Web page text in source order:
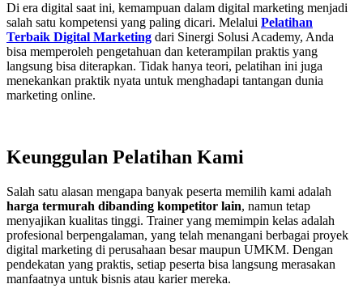
Di era digital saat ini, kemampuan dalam digital marketing menjadi
salah satu kompetensi yang paling dicari. Melalui Pelatihan
Terbaik Digital Marketing dari Sinergi Solusi Academy, Anda
bisa memperoleh pengetahuan dan keterampilan praktis yang
langsung bisa diterapkan. Tidak hanya teori, pelatihan ini juga
menekankan praktik nyata untuk menghadapi tantangan dunia
marketing online.
Keunggulan Pelatihan Kami
Salah satu alasan mengapa banyak peserta memilih kami adalah
harga termurah dibanding kompetitor lain, namun tetap
menyajikan kualitas tinggi. Trainer yang memimpin kelas adalah
profesional berpengalaman, yang telah menangani berbagai proyek
digital marketing di perusahaan besar maupun UMKM. Dengan
pendekatan yang praktis, setiap peserta bisa langsung merasakan
manfaatnya untuk bisnis atau karier mereka.